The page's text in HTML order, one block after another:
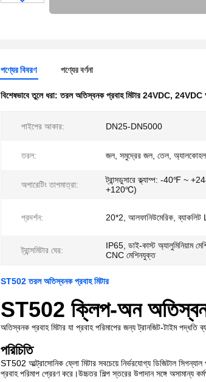
পণ্যের বিবরণ পণ্যের বর্ণনা
বিশেষভাবে তুলে ধরা:তরল অতিস্বনক প্রবাহ মিটার 24VDC, 24VDC
পাইপের আকার: DN25-DN5000
তরল: জল, সমুদ্রের জল, তেল,
অপারেটিং তাপমাত্রা:
ট্রান্সডুসারে ক্ল্যাম্প: -40℉ ~
+120℃)
প্রদর্শন: 20*2, আলফানিউমেরিক,
ট্রান্সমিটার ঘের:
IP65, ডাই-কাস্ট অ্যালুমিনিয়াম
CNC মেশিনযুক্ত
ST502 তরল অতিস্বনক প্রবাহ মিটার
ST502 ক্লিপ-অন
অতিস্বনক প্রবাহ মিটার যা প্রবাহ পরিমাপের জন্য ট্রানজিট-টাইম পদ্ধতি
পরিচিতি
ST502 আল্ট্রাসোনিক ফ্লো মিটার সবচেয়ে নির্ভরযোগ্য ডিজিটাল
প্রবাহ পরিমাপ প্রেরণ করে।উচ্চতর শিল্প স্তরের উপাদান সঙ্গে অসামান্য